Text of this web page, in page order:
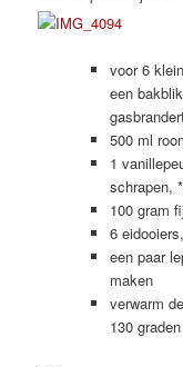
voor 6
een
500 ml
1
schrapen,
100 gram
6
een paar
maken
verwarm
130 graden